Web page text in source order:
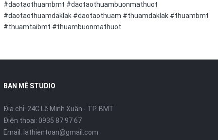
#daotaothuambmt #daotaothuambuonmathuot
#daotaothuamdaklak #daotaothuam #thuamdaklak #thuambmt
#thuamtaibmt #thuambuonmathuot
BAN MÊ STUDIO
Địa chỉ: 24C Lê Minh Xuân - TP. BMT
Điện thoại: 0935 87 97 67
Email: lathientoan@gmail.com